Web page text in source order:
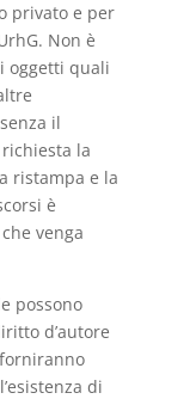
privato e per
Non è
oggetti quali
il
la
ristampa e la
è
venga
possono
d’autore
di